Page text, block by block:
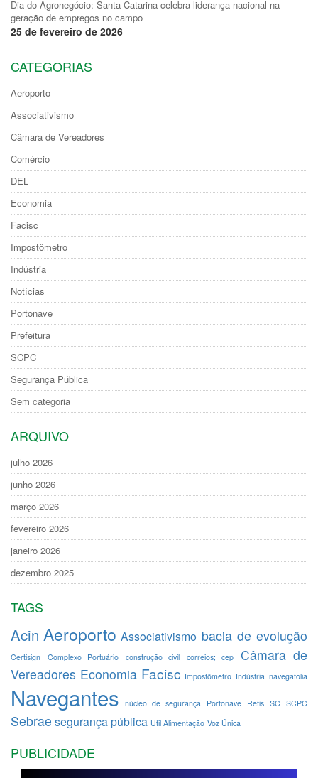
Dia do Agronegócio: Santa Catarina celebra liderança nacional na
geração de empregos no campo
25 de fevereiro de 2026
CATEGORIAS
Aeroporto
Associativismo
Câmara de Vereadores
Comércio
DEL
Economia
Facisc
Impostômetro
Indústria
Notícias
Portonave
Prefeitura
SCPC
Segurança Pública
Sem categoria
ARQUIVO
julho 2026
junho 2026
março 2026
fevereiro 2026
janeiro 2026
dezembro 2025
TAGS
Acin Aeroporto Associativismo bacia de evolução
Certisign Complexo Portuário construção civil correios; cep
Câmara de
Vereadores Economia Facisc Impostômetro Indústria navegafolia
Navegantes núcleo de segurança Portonave Refis SC SCPC
Sebrae segurança pública Util Alimentação Voz Única
PUBLICIDADE